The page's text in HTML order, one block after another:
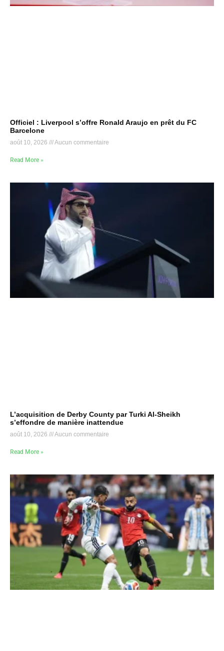
Officiel : Liverpool s’offre Ronald Araujo en prêt du FC
Barcelone
août 10, 2026 Aucun commentaire
Read More »
L’acquisition de Derby County par Turki Al-Sheikh
s’effondre de manière inattendue
août 10, 2026 Aucun commentaire
Read More »